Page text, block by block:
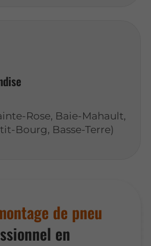
Rose, Baie-Mahault,
Bourg, Basse-Terre)
de pneu
en